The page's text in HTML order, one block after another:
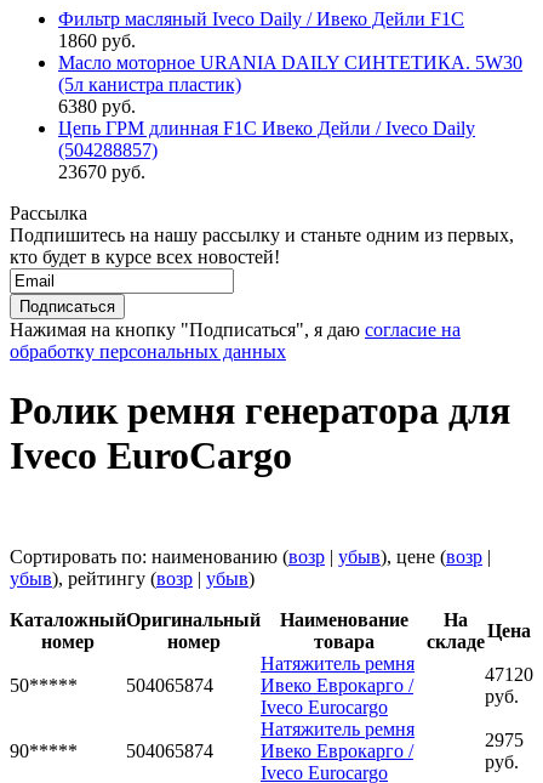
Фильтр масляный Iveco Daily / Ивеко Дейли F1C
1860 руб.
Масло моторное URANIA DAILY СИНТЕТИКА. 5W30
(5л канистра пластик)
6380 руб.
Цепь ГРМ длинная F1C Ивеко Дейли / Iveco Daily
(504288857)
23670 руб.
Рассылка
Подпишитесь на нашу рассылку и станьте одним из первых,
кто будет в курсе всех новостей!
Нажимая на кнопку "Подписаться", я даю согласие на
обработку персональных данных
Ролик ремня генератора для
Iveco EuroCargo
Сортировать по: наименованию (возр | убыв), цене (возр |
убыв), рейтингу (возр | убыв)
Каталожный
номер
Оригинальный
номер
Наименование
товара
На
складе
Цена
50***** 504065874
Натяжитель ремня
Ивеко Еврокарго /
Iveco Eurocargo
47120
руб.
90***** 504065874
Натяжитель ремня
Ивеко Еврокарго /
Iveco Eurocargo
2975
руб.